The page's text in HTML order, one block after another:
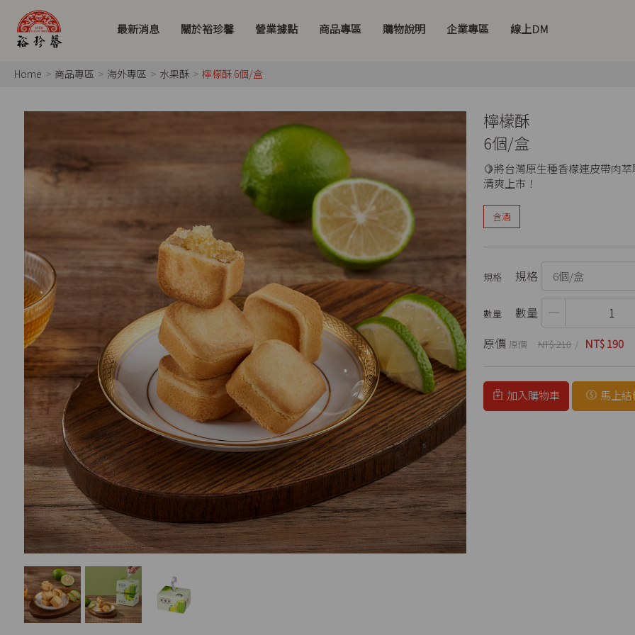
最新消息 關於裕珍馨 營業據點 商品專區 購物說明 企業專區 線上DM
Home 商品專區 海外專區 水果酥 檸檬酥 6個/盒
檸檬酥
6個/盒
🍋將台灣原生種香檬連皮帶肉
清爽上市！
含酒
規格
數量
原價
NT$ 210 NT$ 190
加入購物車 馬上